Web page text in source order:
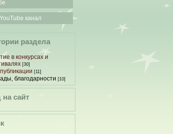
канал
раздела
в конкурсах и
[30]
[11]
благодарности [10]
на сайт